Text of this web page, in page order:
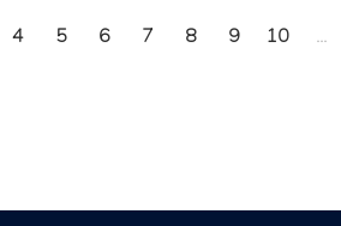
4 5 6 7 8 9 10 ...